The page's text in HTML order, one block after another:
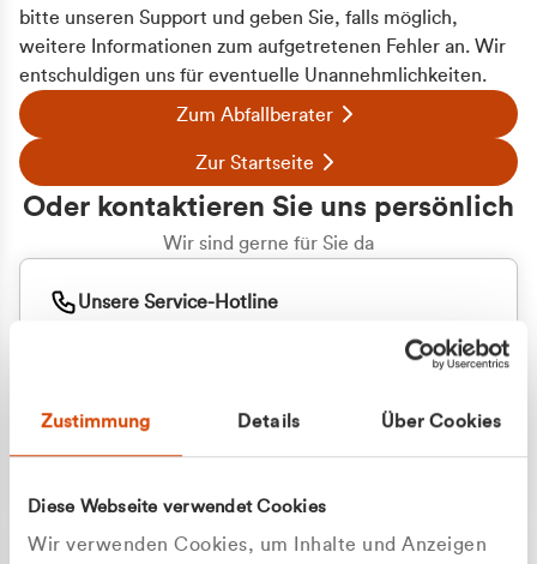
Zustimmung Details Über Cookies
Diese Webseite verwendet Cookies
Wir verwenden Cookies, um Inhalte und Anzeigen
bitte unseren Support und geben Sie, falls möglich,
weitere Informationen zum aufgetretenen Fehler an. Wir
entschuldigen uns für eventuelle Unannehmlichkeiten.
Zum Abfallberater
Zur Startseite
Oder kontaktieren Sie uns persönlich
Wir sind gerne für Sie da
Unsere Service-Hotline
+49 177 8376058